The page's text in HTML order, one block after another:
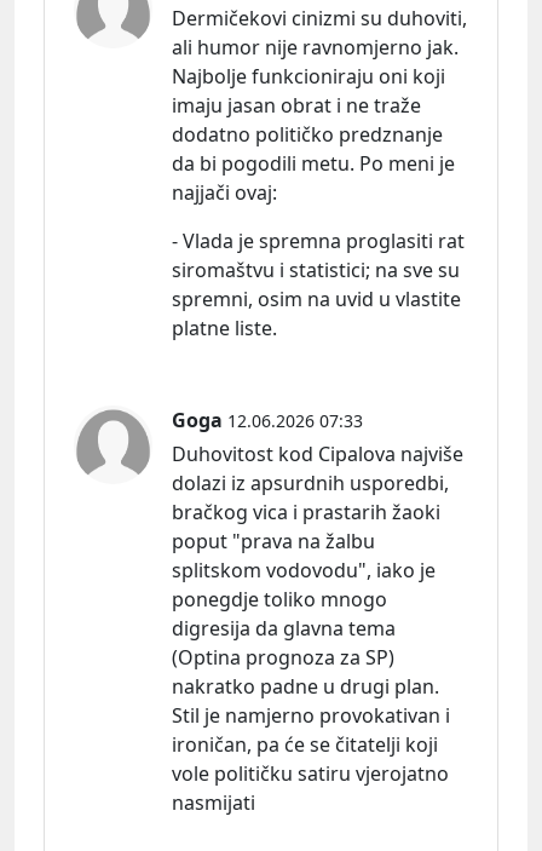
Dermičekovi cinizmi su duhoviti,
ali humor nije ravnomjerno jak.
Najbolje funkcioniraju oni koji
imaju jasan obrat i ne traže
dodatno političko predznanje
da bi pogodili metu. Po meni je
najjači ovaj:
- Vlada je spremna proglasiti rat
siromaštvu i statistici; na sve su
spremni, osim na uvid u vlastite
platne liste.
Goga 12.06.2026 07:33
Duhovitost kod Cipalova najviše
dolazi iz apsurdnih usporedbi,
bračkog vica i prastarih žaoki
poput "prava na žalbu
splitskom vodovodu", iako je
ponegdje toliko mnogo
digresija da glavna tema
(Optina prognoza za SP)
nakratko padne u drugi plan.
Stil je namjerno provokativan i
ironičan, pa će se čitatelji koji
vole političku satiru vjerojatno
nasmijati